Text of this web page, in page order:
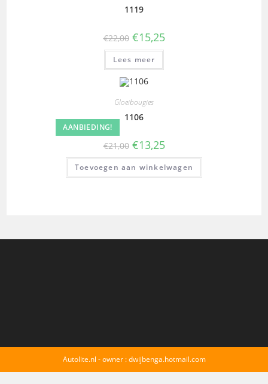
1119
€22,00 €15,25
Lees meer
AANBIEDING!
Gloeibougies
1106
€21,00 €13,25
Toevoegen aan winkelwagen
Autolite.nl - owner : dwijbenga.hotmail.com